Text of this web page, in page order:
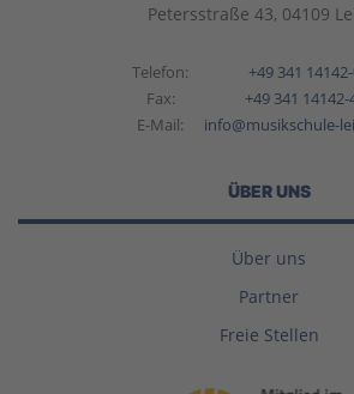
Petersstraße 43, 04109
Telefon:
+49 341
Fax:
+49 341 14142-
E-Mail:
info@musikschule-
ÜBER UNS
Über uns
Partner
Freie Stellen